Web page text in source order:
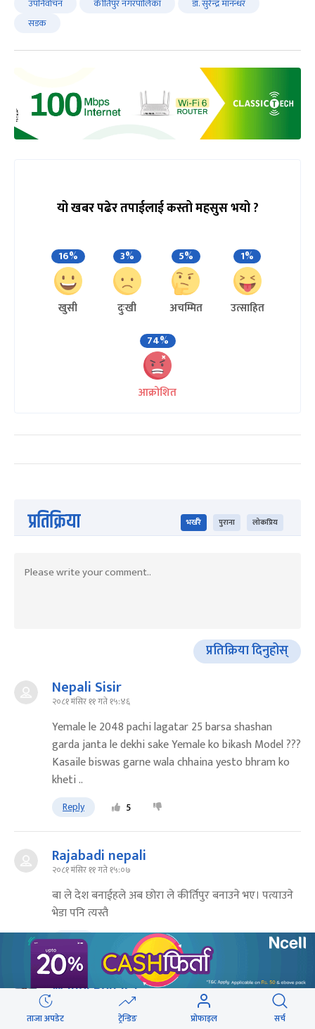
उपनिर्वाचन कीर्तिपुर नगरपालिका
डा. सुरेन्द्र मानन्धर
सडक
यो खबर पढेर तपाईलाई कस्तो महसुस भयो ?
16%
खुसी
3%
दुःखी
5%
अचम्मित
1%
उत्साहित
74%
आक्रोशित
प्रतिक्रिया भर्खरै पुराना लोकप्रिय
प्रतिक्रिया दिनुहोस्
Nepali Sisir
२०८१ मंसिर ११ गते १५:४६
Yemale le 2048 pachi lagatar 25 barsa shashan
garda janta le dekhi sake Yemale ko bikash Model ???
Kasaile biswas garne wala chhaina yesto bhram ko
kheti ..
Reply 5
Rajabadi nepali
२०८१ मंसिर ११ गते १५:०७
बा ले देश बनाईहले अब छोरा ले कीर्तिपुर बनाउने भए। पत्याउने
भेडा पनि त्यस्तै
Reply
Manoj Bohara
२०८१ मंसिर ११ गते १४:५१
ताजा अपडेट ट्रेन्डिङ प्रोफाइल सर्च